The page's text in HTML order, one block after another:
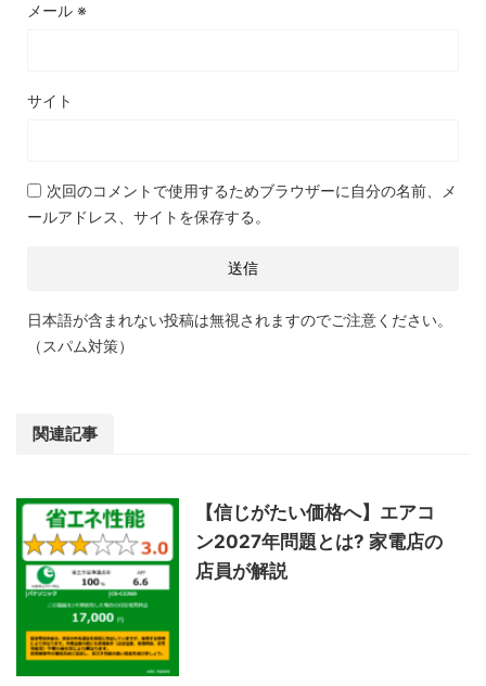
メール ※
サイト
次回のコメントで使用するためブラウザーに自分の名前、メ
ールアドレス、サイトを保存する。
日本語が含まれない投稿は無視されますのでご注意ください。
（スパム対策）
関連記事
【信じがたい価格へ】エアコ
ン2027年問題とは? 家電店の
店員が解説